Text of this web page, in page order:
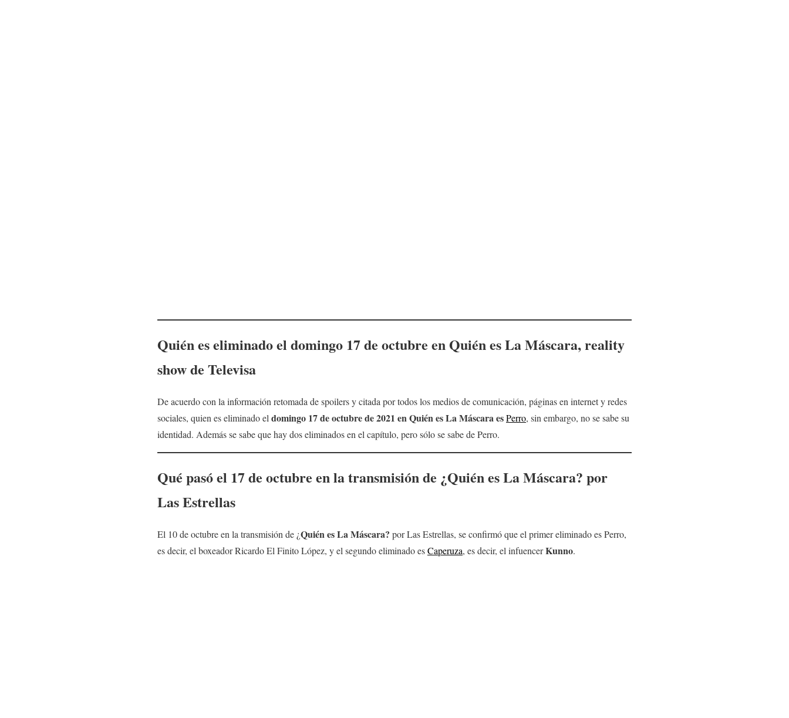
Quién es eliminado el domingo 17 de octubre en Quién es La Máscara, reality
show de Televisa
De acuerdo con la información retomada de spoilers y citada por todos los medios de comunicación, páginas en internet y redes
sociales, quien es eliminado el domingo 17 de octubrede 2021 enQuién es La MáscaraesPerro, sin embargo, no se sabe su
identidad. Además se sabe que hay dos eliminados en el capítulo, pero sólo se sabe de Perro.
Qué pasó el 17 de octubre en la transmisión de ¿Quién es La Máscara? por
Las Estrellas
El 10 de octubre en la transmisión de ¿Quién es La Máscara? por Las Estrellas, se confirmó que el primer eliminado es Perro,
es decir, el boxeador Ricardo El Finito López, y el segundo eliminado esCaperuza, es decir, el infuencerKunno.